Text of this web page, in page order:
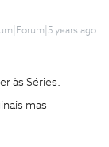
years ago
às Séries.
mas